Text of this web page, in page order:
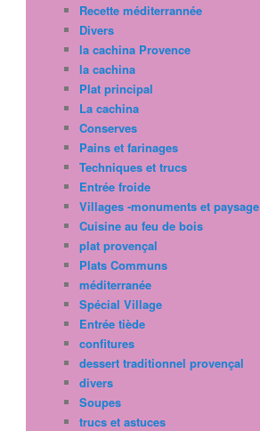
Recette méditerrannée
Divers
la cachina Provence
la cachina
Plat principal
La cachina
Conserves
Pains et farinages
Techniques et trucs
Entrée froide
Villages -monuments et paysage
Cuisine au feu de bois
plat provençal
Plats Communs
méditerranée
Spécial Village
Entrée tiède
confitures
dessert traditionnel provençal
divers
Soupes
trucs et astuces